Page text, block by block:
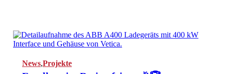
News,Projekte